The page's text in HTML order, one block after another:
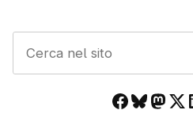
Bassano
Grappa
(VI)”
c
X